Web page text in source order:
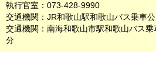
執行官室：073-428-9990
交通機関：JR和歌山駅和歌山バス乗車
交通機関：南海和歌山市駅和歌山バス
分